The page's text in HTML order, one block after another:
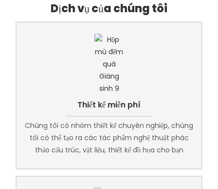
Dịch vụ của chúng tôi
Thiết kế miễn phí
Chúng tôi có nhóm thiết kế chuyên nghiệp, chúng
tôi có thể tạo ra các tác phẩm nghệ thuật phác
thảo cấu trúc, vật liệu, thiết kế đồ họa cho bạn